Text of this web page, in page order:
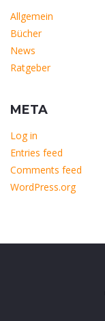
Allgemein
Bücher
News
Ratgeber
META
Log in
Entries feed
Comments feed
WordPress.org